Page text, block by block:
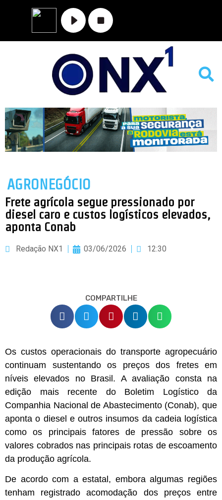
AGRONEGÓCIO
Frete agrícola segue pressionado por
diesel caro e custos logísticos elevados,
aponta Conab
Redação NX1 03/06/2026 12:30
COMPARTILHE
Os custos operacionais do transporte agropecuário
continuam sustentando os preços dos fretes em
níveis elevados no Brasil. A avaliação consta na
edição mais recente do Boletim Logístico da
Companhia Nacional de Abastecimento (Conab), que
aponta o diesel e outros insumos da cadeia logística
como os principais fatores de pressão sobre os
valores cobrados nas principais rotas de escoamento
da produção agrícola.
De acordo com a estatal, embora algumas regiões
tenham registrado acomodação dos preços entre